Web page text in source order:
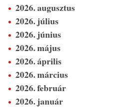
2026. augusztus
2026. július
2026. június
2026. május
2026. április
2026. március
2026. február
2026. január